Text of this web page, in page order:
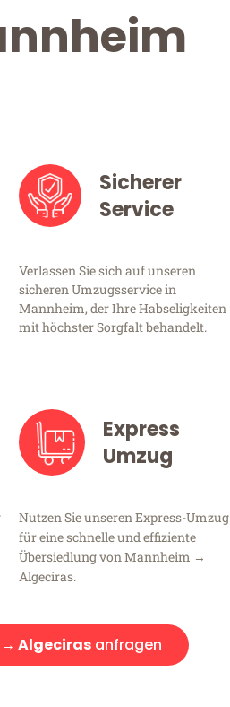
Sicherer
Service
Verlassen Sie sich auf unseren
sicheren Umzugsservice in
Mannheim, der Ihre Habseligkeiten
mit höchster Sorgfalt behandelt.
Express
Umzug
Nutzen Sie unseren Express-Umzug
für eine schnelle und effiziente
Übersiedlung von Mannheim →
Algeciras.
Algecirasanfragen